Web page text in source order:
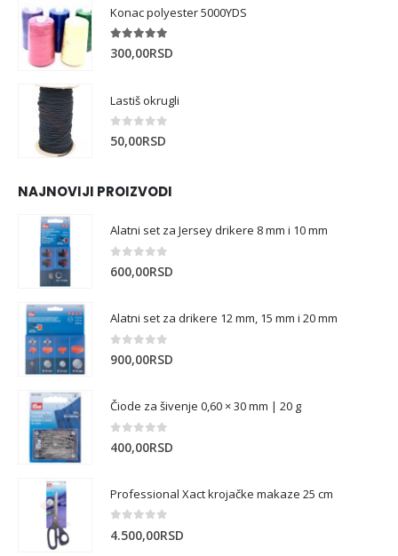
Konac polyester 5000YDS
5.00out of 5
300,00RSD
Lastiš okrugli
0 out of 5
50,00RSD
NAJNOVIJI PROIZVODI
Alatni set za Jersey drikere 8 mm i 10 mm
0 out of 5
600,00RSD
Alatni set za drikere 12 mm, 15 mm i 20 mm
0 out of 5
900,00RSD
Čiode za šivenje 0,60 × 30 mm | 20 g
400,00RSD
Professional Xact krojačke makaze 25 cm
4.500,00RSD